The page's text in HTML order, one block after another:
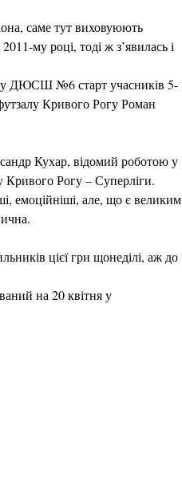
саме тут виховуюють
му році, тоді ж з’явилась і
у ДЮСШ №6 старт учасників 5-
Кривого Рогу Роман
Кухар, відомий роботою у
Кривого Рогу – Суперліги.
емоційніші, але, що є великим
цієї гри щонеділі, аж до
на 20 квітня у